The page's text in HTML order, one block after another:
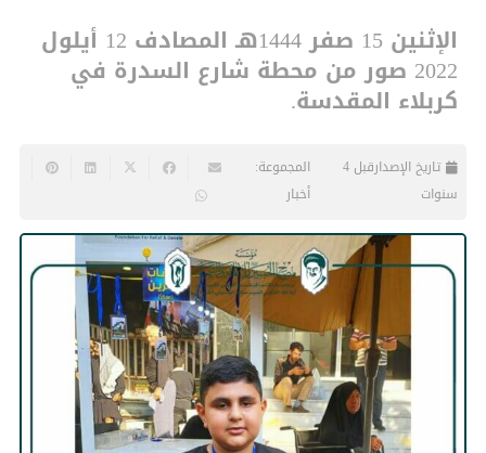
الإثنين 15 صفر 1444هـ المصادف 12 أيلول
2022 صور من محطة شارع السدرة في
كربلاء المقدسة.
تاريخ الإصدار
قبل 4
سنوات
المجموعة:
أخبار